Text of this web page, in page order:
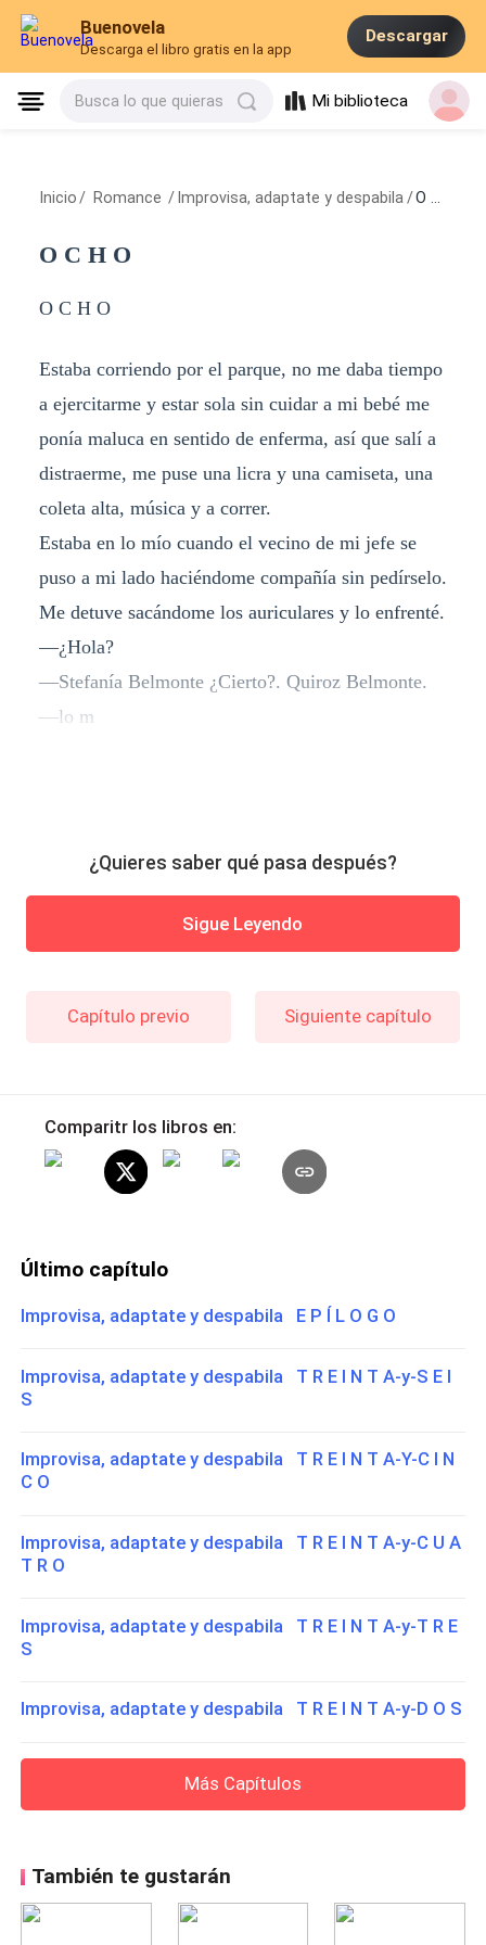
Buenovela
Descarga el libro gratis en la app
Descargar
Busca lo que quieras Mi biblioteca
Inicio / Romance / Improvisa, adaptate y despabila /O C H O
O C H O
O C H O
Estaba corriendo por el parque, no me daba tiempo
a ejercitarme y estar sola sin cuidar a mi bebé me
ponía maluca en sentido de enferma, así que salí a
distraerme, me puse una licra y una camiseta, una
coleta alta, música y a correr.
Estaba en lo mío cuando el vecino de mi jefe se
puso a mi lado haciéndome compañía sin pedírselo.
Me detuve sacándome los auriculares y lo enfrenté.
—¿Hola?
—Stefanía Belmonte ¿Cierto?. Quiroz Belmonte.
—lo m
¿Quieres saber qué pasa después?
Sigue Leyendo
Capítulo previo Siguiente capítulo
Comparitr los libros en:
Último capítulo
Improvisa, adaptate y despabila E P Í L O G O
Improvisa, adaptate y despabila T R E I N T A-y-S E I
S
Improvisa, adaptate y despabila T R E I N T A-Y-C I N
C O
Improvisa, adaptate y despabila T R E I N T A-y-C U A
T R O
Improvisa, adaptate y despabila T R E I N T A-y-T R E
S
Improvisa, adaptate y despabila T R E I N T A-y-D O S
Más Capítulos
También te gustarán